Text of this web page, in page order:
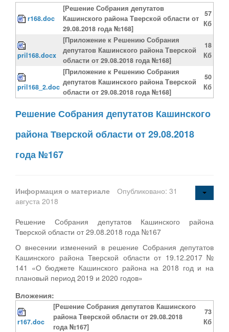
r168.doc
[Решение Собрания депутатов
Кашинского района Тверской области от
29.08.2018 года №168]
57
Кб
pril168.docx
[Приложение к Решению Собрания
депутатов Кашинского района Тверской
области от 29.08.2018 года №168]
18
Кб
pril168_2.doc
[Приложение к Решению Собрания
депутатов Кашинского района Тверской
области от 29.08.2018 года №168]
50
Кб
Решение Собрания депутатов Кашинского
района Тверской области от 29.08.2018
года №167
Информация о материале
Опубликовано: 31
августа 2018
Решение Собрания депутатов Кашинского района
Тверской области от 29.08.2018 года №167
О внесении изменений в решение Собрания депутатов
Кашинского района Тверской области от 19.12.2017 №
141 «О бюджете Кашинского района на 2018 год и на
плановый период 2019 и 2020 годов»
Вложения:
r167.doc
[Решение Собрания депутатов Кашинского
района Тверской области от 29.08.2018
года №167]
73
Кб